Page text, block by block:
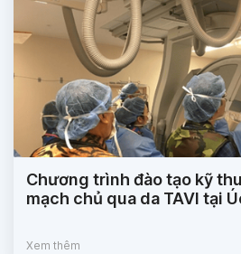
Chương trình đào tạo kỹ
mạch chủ qua da TAVI tại
Xem thêm